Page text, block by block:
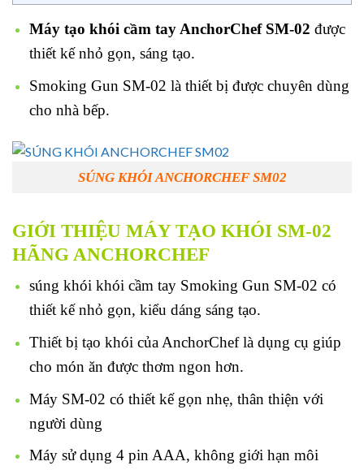
Máy tạo khói cầm tay AnchorChef SM-02 được
thiết kế nhỏ gọn, sáng tạo.
Smoking Gun SM-02 là thiết bị được chuyên dùng
cho nhà bếp.
SÚNG KHÓI ANCHORCHEF SM02
GIỚI THIỆU MÁY TẠO KHÓI SM-02
HÃNG ANCHORCHEF
súng khói khói cầm tay Smoking Gun SM-02 có
thiết kế nhỏ gọn, kiểu dáng sáng tạo.
Thiết bị tạo khói của AnchorChef là dụng cụ giúp
cho món ăn được thơm ngon hơn.
Máy SM-02 có thiết kế gọn nhẹ, thân thiện với
người dùng
Máy sử dụng 4 pin AAA, không giới hạn môi